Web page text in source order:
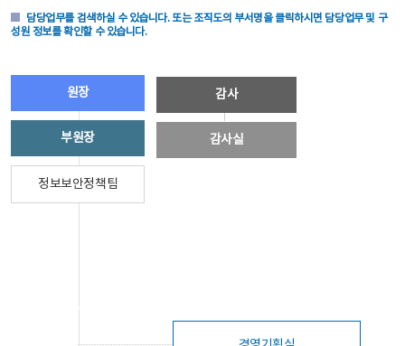
담당업무를 검색하실 수 있습니다. 또는 조직도의 부서명을 클릭하시면 담당업무 및 구
성원 정보를 확인할 수 있습니다.
원장
부원장
정보보안정책팀
감사
감사실